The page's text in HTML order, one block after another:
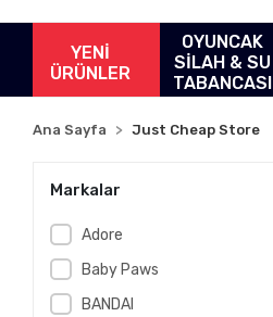
YENİ
ÜRÜNLER
OYUNCAK
SİLAH & SU
TABANCASI
Ana Sayfa Just Cheap Store
Markalar
Adore
Baby Paws
BANDAI